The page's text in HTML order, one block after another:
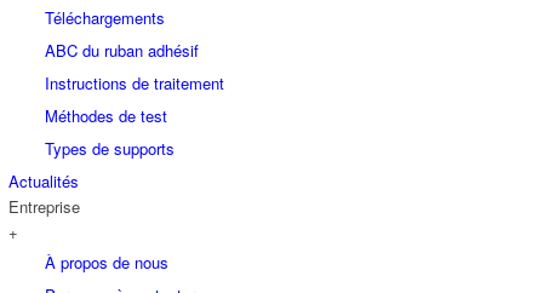
Téléchargements
ABC du ruban adhésif
Instructions de traitement
Méthodes de test
Types de supports
Actualités
Entreprise
+
À propos de nous